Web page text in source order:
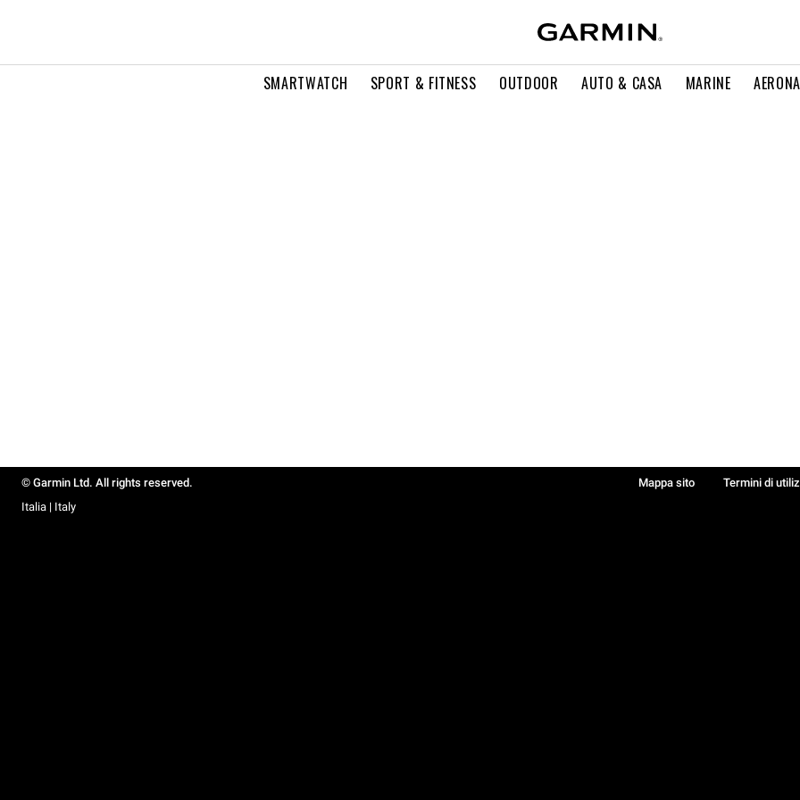
SMARTWATCH SPORT & FITNESS OUTDOOR AUTO & CASA MARINE
© Garmin Ltd. All rights reserved. Mappa sito Termini di
Italia | Italy